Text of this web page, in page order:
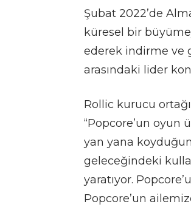
Şubat 2022’de
küresel bir
ederek indirme ve
arasındaki lider
Rollic kurucu ortağı
“Popcore’un oyun
yan yana
geleceğindeki
yaratıyor.
Popcore’un